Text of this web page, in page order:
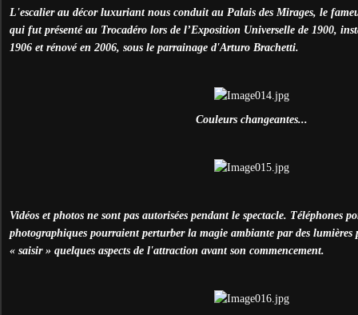
L'escalier au décor luxuriant nous conduit au Palais des Mirages, le
qui fut présenté au Trocadéro lors de l’Exposition Universelle de 1900,
1906 et rénové en 2006, sous le parrainage d'Arturo Brachetti.
Couleurs changeantes...
Vidéos et photos ne sont pas autorisées pendant le spectacle. Téléphones
photographiques pourraient perturber la magie ambiante par des lumières
« saisir » quelques aspects de l'attraction avant son commencement.